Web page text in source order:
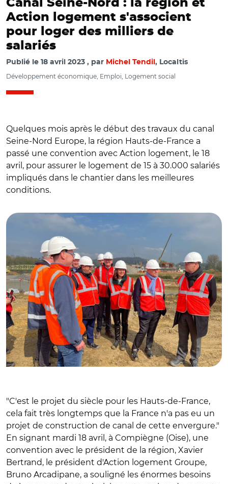
Canal Seine-Nord : la région et
Action logement s'associent
pour loger des milliers de
salariés
Publié le 18 avril 2023 par Michel Tendil , Localtis
Développement économique, Emploi, Logement social
Quelques mois après le début des travaux du canal
Seine-Nord Europe, la région Hauts-de-France a
passé une convention avec Action logement, le 18
avril, pour assurer le logement de 15 à 30.000 salariés
impliqués dans le chantier dans les meilleures
conditions.
© @xavierbertrand/ Bruno Arcadipane, Carole Delga et
Xavier Bertand sur le chantier du canal-Seine-Nord-
"C'est le projet du siècle pour les Hauts-de-France,
cela fait très longtemps que la France n'a pas eu un
projet de construction de canal de cette envergure."
En signant mardi 18 avril, à Compiègne (Oise), une
convention avec le président de la région, Xavier
Bertrand, le président d'Action logement Groupe,
Bruno Arcadipane, a souligné les énormes besoins